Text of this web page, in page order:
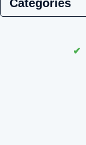
Categories